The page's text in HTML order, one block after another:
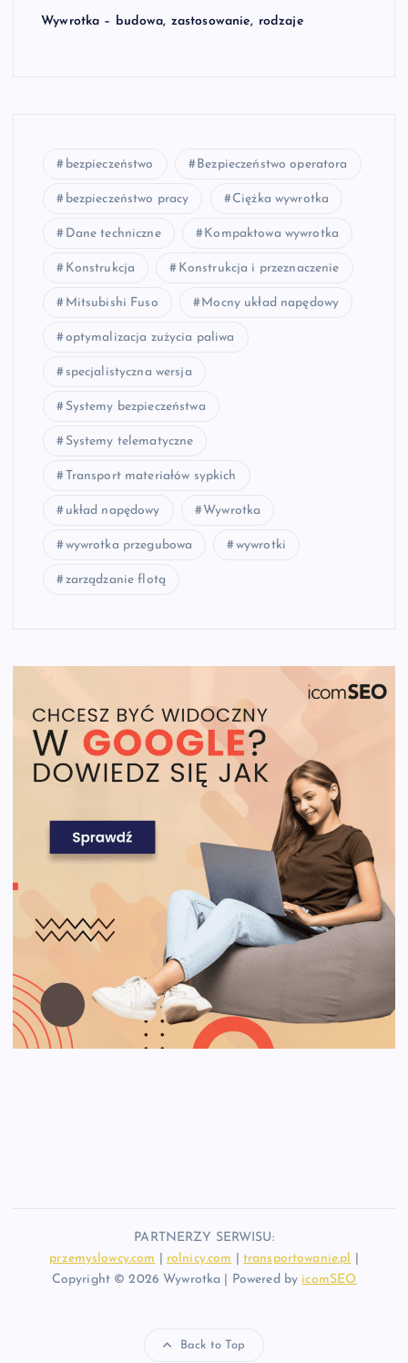
Wywrotka – budowa, zastosowanie, rodzaje
bezpieczeństwo Bezpieczeństwo operatora
bezpieczeństwo pracy Ciężka wywrotka
Dane techniczne Kompaktowa wywrotka
Konstrukcja Konstrukcja i przeznaczenie
Mitsubishi Fuso Mocny układ napędowy
optymalizacja zużycia paliwa
specjalistyczna wersja
Systemy bezpieczeństwa
Systemy telematyczne
Transport materiałów sypkich
układ napędowy Wywrotka
wywrotka przegubowa wywrotki
zarządzanie flotą
PARTNERZY SERWISU:
przemyslowcy.com
rolnicy.com transportowanie.pl
Copyright © 2026 Wywrotka | Powered by icomSEO
Back to Top